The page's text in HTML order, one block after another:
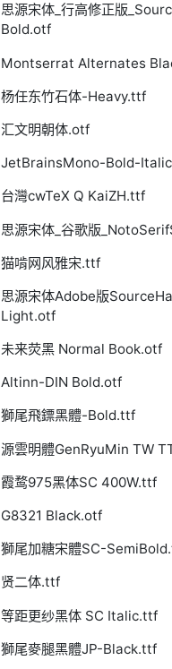
思源宋体_行高修正版
Bold.otf
Montserrat Alternates
杨任东竹石体-Heavy.ttf
汇文明朝体.otf
JetBrainsMono-Bold-
台灣cwTeX Q KaiZH.ttf
思源宋体_谷歌版
猫啃网风雅宋.ttf
思源宋体Adobe版
Light.otf
未来荧黑 Normal Book.otf
Altinn-DIN Bold.otf
獅尾飛鏢黑體-Bold.ttf
源雲明體GenRyuMin TW
霞鹜975黑体SC 400W.ttf
G8321 Black.otf
獅尾加糖宋體SC-
贤二体.ttf
等距更纱黑体 SC Italic.ttf
獅尾麥腿黑體JP-Black.ttf